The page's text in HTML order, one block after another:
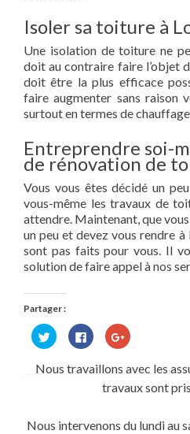
Isoler sa toiture à
Une isolation de toiture ne
doit au contraire faire l’objet
doit être la plus efficace
faire augmenter sans raison
surtout en termes de
Entreprendre soi-
de rénovation de
Vous vous êtes décidé un
vous-même les travaux de
attendre. Maintenant, que
un peu et devez vous rendre à
sont pas faits pour vous. Il
solution de faire appel à nos
Partager :
Cliquez
pour
partager
Twitter(ouvre
Cliquez
pour
partager
sur
Facebook(ouvre
dans
une
Cliquez
pour
Google+
dans
fenêtre)
Nous travaillons avec les
travaux sont
Nous intervenons du lundi au